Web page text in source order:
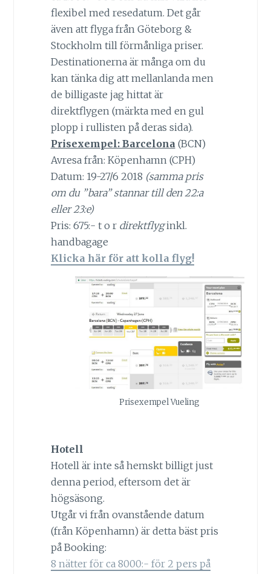
flexibel med resedatum. Det går
även att flyga från Göteborg &
Stockholm till förmånliga priser.
Destinationerna är många om du
kan tänka dig att mellanlanda men
de billigaste jag hittat är
direktflygen (märkta med en gul
plopp i rullisten på deras sida).
Prisexempel: Barcelona (BCN)
Avresa från: Köpenhamn (CPH)
Datum: 19-27/6 2018 (samma pris
om du ”bara” stannar till den 22:a
eller 23:e)
Pris: 675:- t o r direktflyginkl.
handbagage
Klicka här för att kolla flyg!
Prisexempel Vueling
Hotell
Hotell är inte så hemskt billigt just
denna period, eftersom det är
högsäsong.
Utgår vi från ovanstående datum
(från Köpenhamn) är detta bäst pris
på Booking:
8 nätter för ca 8000:- för 2 pers på